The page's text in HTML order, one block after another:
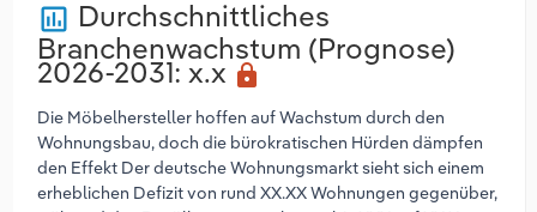
poll Durchschnittliches
Branchenwachstum (Prognose)
2026-2031: x.x lock
Die Möbelhersteller hoffen auf Wachstum durch den
Wohnungsbau, doch die bürokratischen Hürden dämpfen
den Effekt Der deutsche Wohnungsmarkt sieht sich einem
erheblichen Defizit von rund XX.XX Wohnungen gegenüber,